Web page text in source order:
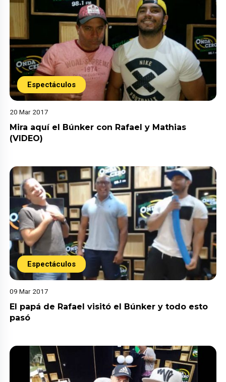
Espectáculos
20 Mar 2017
Mira aquí el Búnker con Rafael y Mathias
(VIDEO)
Espectáculos
09 Mar 2017
El papá de Rafael visitó el Búnker y todo esto
pasó